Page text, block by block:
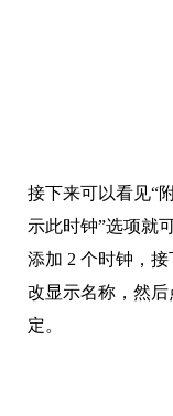
接下来可以看见“
示此时钟”选项就
添加 2 个时钟，
改显示名称，然
定。